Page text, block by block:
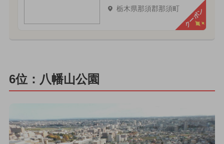
栃木県那須郡那須町 クーポン
6位：八幡山公園